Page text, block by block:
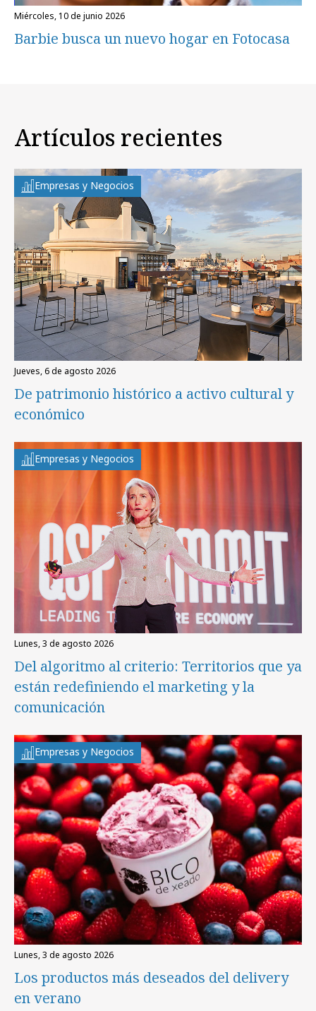
miércoles, 10 de junio 2026
Barbie busca un nuevo hogar en Fotocasa
Artículos recientes
Empresas y Negocios
jueves, 6 de agosto 2026
De patrimonio histórico a activo cultural y
económico
Empresas y Negocios
lunes, 3 de agosto 2026
Del algoritmo al criterio: Territorios que ya
están redefiniendo el marketing y la
comunicación
Empresas y Negocios
lunes, 3 de agosto 2026
Los productos más deseados del delivery
en verano